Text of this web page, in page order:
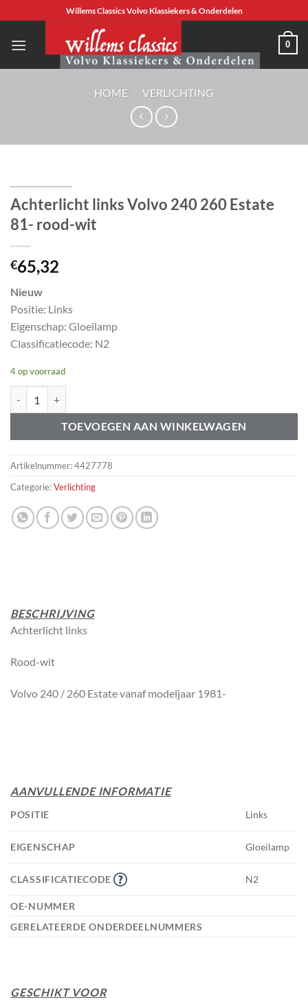
naar
inhoud
Willems Classics Volvo Klassiekers & Onderdelen
0
HOME / VERLICHTING
Achterlicht links Volvo 240 260 Estate
81- rood-wit
€65,32
Nieuw
Positie: Links
Eigenschap: Gloeilamp
Classificatiecode: N2
4 op voorraad
TOEVOEGEN AAN WINKELWAGEN
Artikelnummer:4427778
Categorie:Verlichting
BESCHRIJVING
Achterlicht links
Rood-wit
Volvo 240 / 260 Estate vanaf modeljaar 1981-
AANVULLENDE INFORMATIE
POSITIE Links
EIGENSCHAP Gloeilamp
CLASSIFICATIECODE N2
OE-NUMMER
GERELATEERDE ONDERDEELNUMMERS
GESCHIKT VOOR